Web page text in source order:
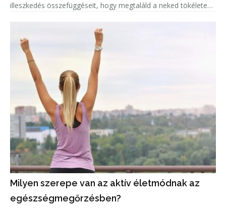
illeszkedés összefüggéseit, hogy megtaláld a neked tökéletes
Milyen szerepe van az aktív életmódnak az
egészségmegőrzésben?